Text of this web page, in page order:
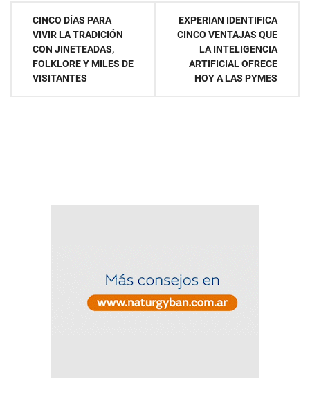
Navegación
entradas
CINCO DÍAS PARA
VIVIR LA TRADICIÓN
CON JINETEADAS,
FOLKLORE Y MILES DE
VISITANTES
EXPERIAN IDENTIFICA
CINCO VENTAJAS QUE
LA INTELIGENCIA
ARTIFICIAL OFRECE
HOY A LAS PYMES